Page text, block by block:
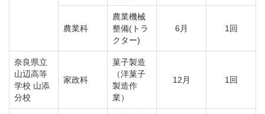
農業科
農業機械
整備(トラ
クター)
6月 1回
奈良県立
山辺高等
学校 山添
分校
家政科
菓子製造
（洋菓子
製造作
業）
12月 1回